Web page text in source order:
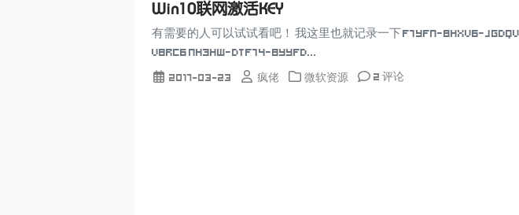
Win10联网激活KEY
有需要的人可以试试看吧！ 我这里也就记录一下 F7YFN-8HXV6-
V8RC6 NH3HW-DTF74-8YYFD...
2017-03-23 疯佬 微软资源 2 评论